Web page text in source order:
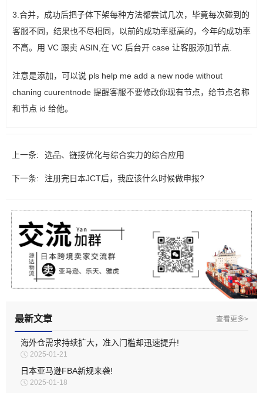
3.合并，成功后把子体下架每种方法都尝试几次，毕竟每次碰到的
客服不同，结果也不尽相同，以前的成功率挺高的，今年的成功率
不高。用 VC 跟卖 ASIN,在 VC 后台开 case 让客服添加节点.
注意是添加，可以说 pls help me add a new node without
chaning cuurentnode 提醒客服不要修改你现有节点，给节点名称
和节点 id 给他。
上一条: 选品、链接优化与综合实力的综合应用
下一条: 注册完日本JCT后，我应该什么时候做申报?
最新文章 查看更多>
海外仓需求持续扩大，准入门槛却迅速提升!
2025-01-21
日本亚马逊FBA新规来袭!
2025-01-18